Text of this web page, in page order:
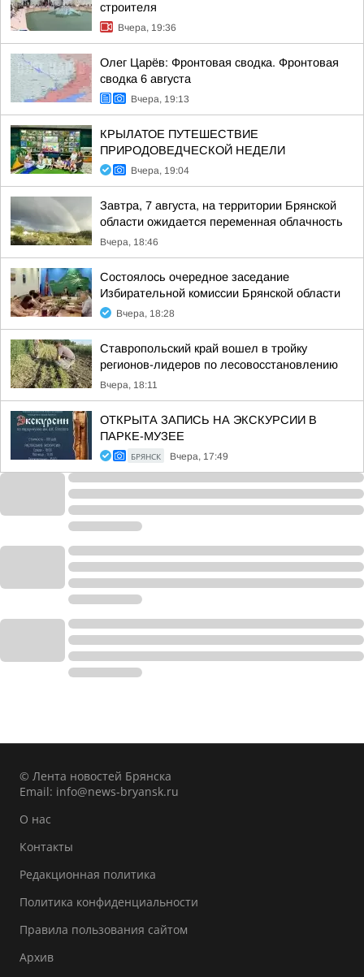
строителя
Вчера, 19:36
Олег Царёв: Фронтовая сводка. Фронтовая
сводка 6 августа
Вчера, 19:13
КРЫЛАТОЕ ПУТЕШЕСТВИЕ
ПРИРОДОВЕДЧЕСКОЙ НЕДЕЛИ
Вчера, 19:04
Завтра, 7 августа, на территории Брянской
области ожидается переменная облачность
Вчера, 18:46
Состоялось очередное заседание
Избирательной комиссии Брянской области
Вчера, 18:28
Ставропольский край вошел в тройку
регионов-лидеров по лесовосстановлению
Вчера, 18:11
ОТКРЫТА ЗАПИСЬ НА ЭКСКУРСИИ В
ПАРКЕ-МУЗЕЕ
БРЯНСК Вчера, 17:49
© Лента новостей Брянска
Email: info@news-bryansk.ru
О нас
Контакты
Редакционная политика
Политика конфиденциальности
Правила пользования сайтом
Архив